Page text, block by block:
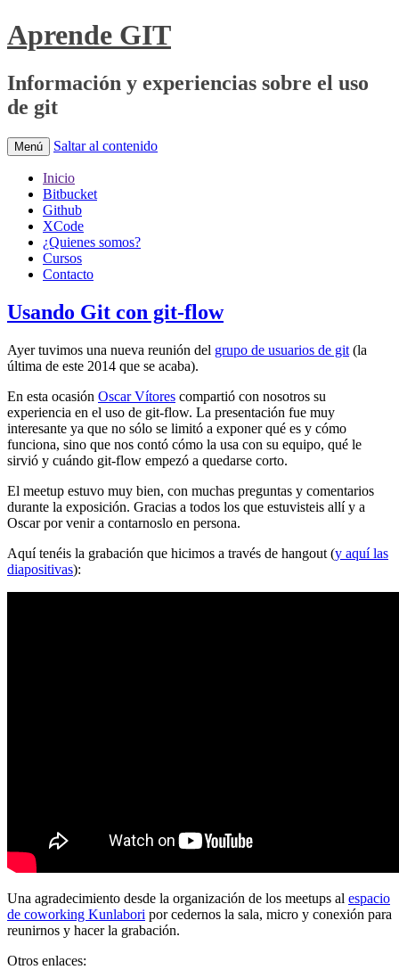
Aprende GIT
Información y experiencias sobre el uso
de git
Menú Saltar al contenido
Inicio
Bitbucket
Github
XCode
¿Quienes somos?
Cursos
Contacto
Usando Git con git-flow
Ayer tuvimos una nueva reunión del grupo de usuarios de git (la
última de este 2014 que se acaba).
En esta ocasión Oscar Vítores compartió con nosotros su
experiencia en el uso de git-flow. La presentación fue muy
interesante ya que no sólo se limitó a exponer qué es y cómo
funciona, sino que nos contó cómo la usa con su equipo, qué le
sirvió y cuándo git-flow empezó a quedarse corto.
El meetup estuvo muy bien, con muchas preguntas y comentarios
durante la exposición. Gracias a todos los que estuvisteis allí y a
Oscar por venir a contarnoslo en persona.
Aquí tenéis la grabación que hicimos a través de hangout (y aquí las
diapositivas):
Una agradecimiento desde la organización de los meetups al espacio
de coworking Kunlabori por cedernos la sala, micro y conexión para
reunirnos y hacer la grabación.
Otros enlaces: